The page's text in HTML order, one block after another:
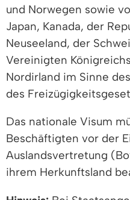
und Norwegen sowie
Japan, Kanada, der
Neuseeland, der
Vereinigten
Nordirland im Sinne
des
Das nationale Visum
Beschäftigten vor der
Auslandsvertretung
ihrem Herkunftsland